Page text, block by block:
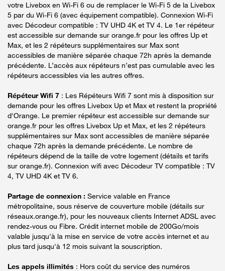
votre Livebox en Wi-Fi 6 ou de remplacer le Wi-Fi 5 de la Livebox
5 par du Wi-Fi 6 (avec équipement compatible). Connexion Wi-Fi
avec Décodeur compatible : TV UHD 4K et TV 4. Le 1er répéteur
est accessible sur demande sur orange.fr pour les offres Up et
Max, et les 2 répéteurs supplémentaires sur Max sont
accessibles de manière séparée chaque 72h après la demande
précédente. L’accès aux répéteurs n’est pas cumulable avec les
répéteurs accessibles via les autres offres.
Répéteur Wifi 7 : Les Répéteurs Wifi 7 sont mis à disposition sur
demande pour les offres Livebox Up et Max et restent la propriété
d'Orange. Le premier répéteur est accessible sur demande sur
orange.fr pour les offres Livebox Up et Max, et les 2 répéteurs
supplémentaires sur Max sont accessibles de manière séparée
chaque 72h après la demande précédente. Le nombre de
répéteurs dépend de la taille de votre logement (détails et tarifs
sur orange.fr). Connexion wifi avec Décodeur TV compatible : TV
4, TV UHD 4K et TV 6.
Partage de connexion : Service valable en France
métropolitaine, sous réserve de couverture mobile (détails sur
réseaux.orange.fr), pour les nouveaux clients Internet ADSL avec
rendez-vous ou Fibre. Crédit internet mobile de 200Go/mois
valable jusqu'à la mise en service de votre accès internet et au
plus tard jusqu'à 12 mois suivant la souscription.
Les appels illimités : Hors coût du service des numéros